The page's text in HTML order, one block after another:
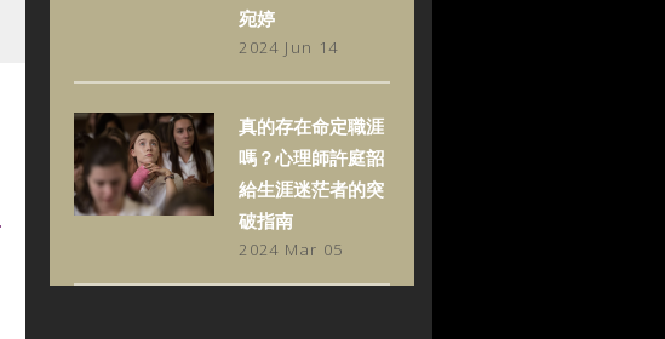
宛婷
2024 Jun 14
真的存在命定職涯
嗎？心理師許庭韶
給生涯迷茫者的突
破指南
2024 Mar 05